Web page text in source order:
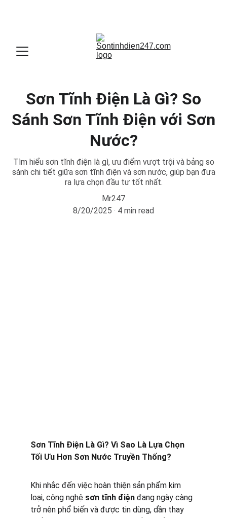
Sơn Tĩnh Điện Là Gì? So
Sánh Sơn Tĩnh Điện với Sơn
Nước?
Tìm hiểu sơn tĩnh điện là gì, ưu điểm vượt trội và bảng so
sánh chi tiết giữa sơn tĩnh điện và sơn nước, giúp bạn đưa
ra lựa chọn đầu tư tốt nhất.
Mr247
8/20/2025
4 min read
Sơn Tĩnh Điện Là Gì? Vì Sao Là Lựa Chọn
Tối Ưu Hơn Sơn Nước Truyền Thống?
Khi nhắc đến việc hoàn thiện sản phẩm kim
loại, công nghệ sơn tĩnh điện đang ngày càng
trở nên phổ biến và được tin dùng, dần thay